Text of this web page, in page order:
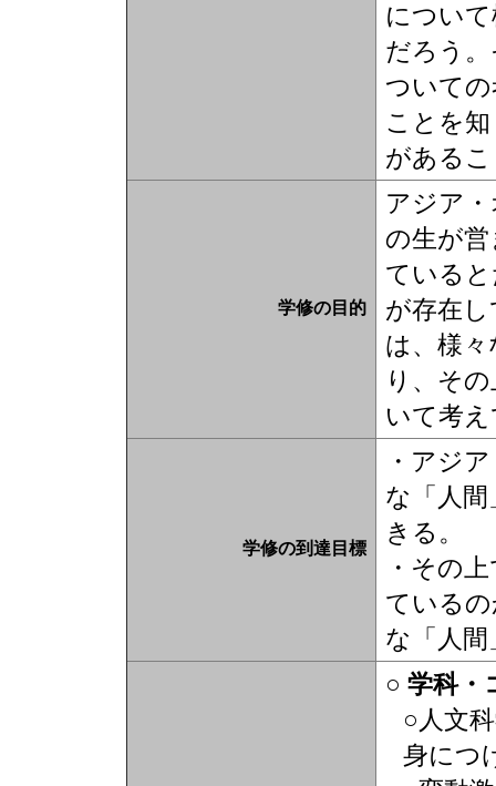
につい
だろう
ついて
ことを
がある
学修の目的
アジア
の生が
ている
が存在
は、様
り、そ
いて考
学修の到達目標
・アジ
な「人
きる。
・その
ている
な「人
○ 学科・
○人文
身につ